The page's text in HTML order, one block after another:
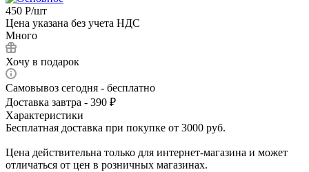
450 Р/шт
Цена указана без учета НДС
Много
Хочу в подарок
Самовывоз сегодня - бесплатно
Доставка завтра - 390 ₽
Характеристики
Бесплатная доставка при покупке от 3000 руб.
Цена действительна только для интернет-магазина и может
отличаться от цен в розничных магазинах.